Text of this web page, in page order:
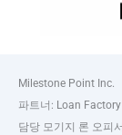
Milestone Point Inc.
파트너: Loan
담당 모기지 론 오피